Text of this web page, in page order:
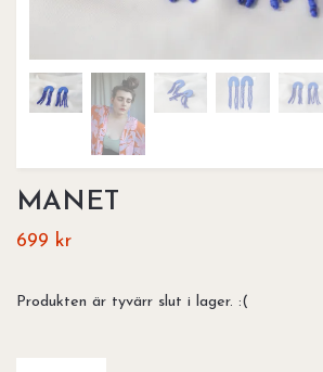
MANET
699 kr
Produkten är tyvärr slut i lager. :(